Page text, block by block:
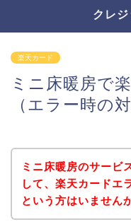
クレ
楽天カード
ミニ床暖房で
（エラー時の
ミニ床暖房のサービ
して、楽天カードエ
という方はいません